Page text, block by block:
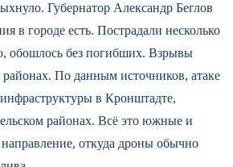
Губернатор Александр Беглов
в городе есть. Пострадали несколько
обошлось без погибших. Взрывы
районах. По данным источников, атаке
в Кронштадте,
районах. Всё это южные и
откуда дроны обычно